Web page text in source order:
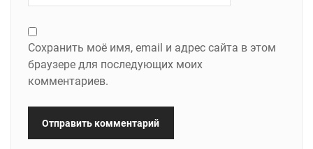
Сохранить моё имя, email и адрес сайта в этом
браузере для последующих моих
комментариев.